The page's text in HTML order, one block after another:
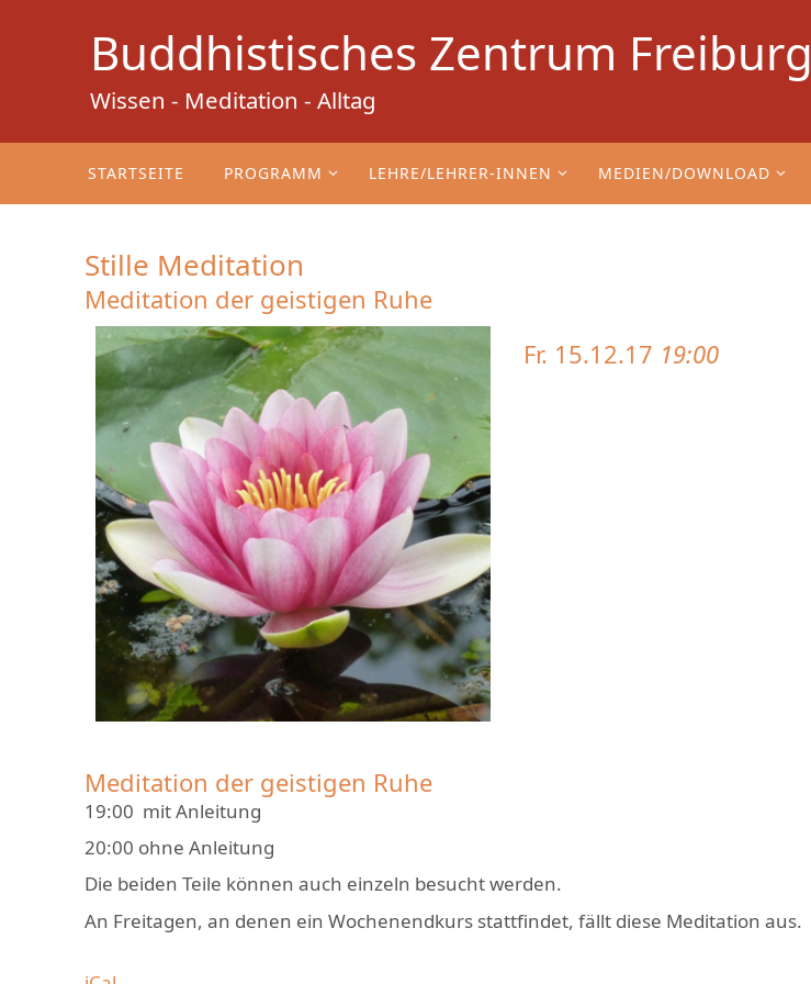
Buddhistisches Zentrum Freiburg
Wissen - Meditation - Alltag
STARTSEITE PROGRAMM LEHRE/LEHRER-INNEN MEDIEN/DOWNLOAD
Stille Meditation
Meditation der geistigen Ruhe
Fr. 15.12.17 19:00
Meditation der geistigen Ruhe
19:00 mit Anleitung
20:00 ohne Anleitung
Die beiden Teile können auch einzeln besucht werden.
An Freitagen, an denen ein Wochenendkurs stattfindet, fällt diese Meditation aus.